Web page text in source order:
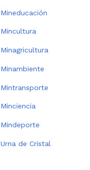
Mineducación
Mincultura
Minagricultura
Minambiente
Mintransporte
Minciencia
Mindeporte
Urna de Cristal